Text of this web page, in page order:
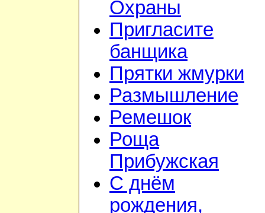
Охраны
Пригласите
банщика
Прятки жмурки
Размышление
Ремешок
Роща
Прибужская
С днём
рождения,